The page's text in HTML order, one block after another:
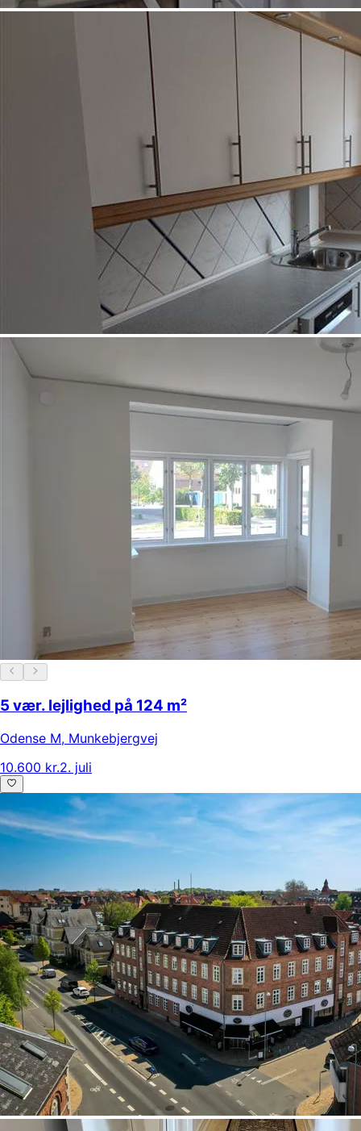
5 vær. lejlighed på 124 m²
Odense M, Munkebjergvej
10.600 kr.2. juli